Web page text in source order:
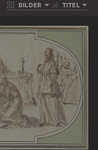
BILDER TITEL